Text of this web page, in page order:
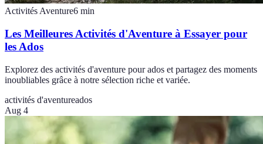
Activités Aventure6 min
Les Meilleures Activités d'Aventure à Essayer pour
les Ados
Explorez des activités d'aventure pour ados et partagez des moments
inoubliables grâce à notre sélection riche et variée.
activités d'aventureados
Aug 4